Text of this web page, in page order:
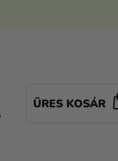
ÜRES KOSÁR